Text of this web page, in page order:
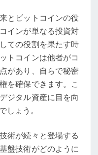
とビットコインの役
インが単なる投資対
ての役割を果たす時
トコインは他者がコ
があり、自らで秘密
を確保できます。こ
ジタル資産に目を向
しょう。
術が続々と登場する
盤技術がどのように